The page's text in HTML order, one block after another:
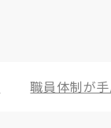
職員体制が